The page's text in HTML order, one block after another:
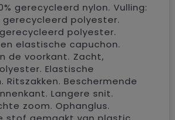
gerecycleerd nylon. Vulling:
gerecycleerd polyester.
gerecycleerd polyester.
elastische capuchon.
de voorkant. Zacht,
Elastische
Ritszakken. Beschermende
Langere snit.
zoom. Ophanglus.